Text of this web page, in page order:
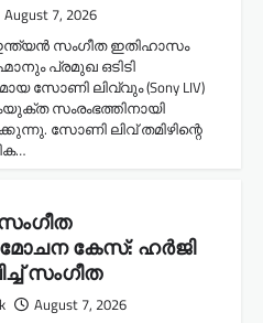
August 7, 2026
സംഗീത ഇതിഹാസം
പ്രമുഖ ഒടിടി
സോണി ലിവ്വും (Sony LIV)
സംരംഭത്തിനായി
സോണി ലിവ് തമിഴിന്റെ
കേസ്: ഹർജി
സംഗീത
August 7, 2026